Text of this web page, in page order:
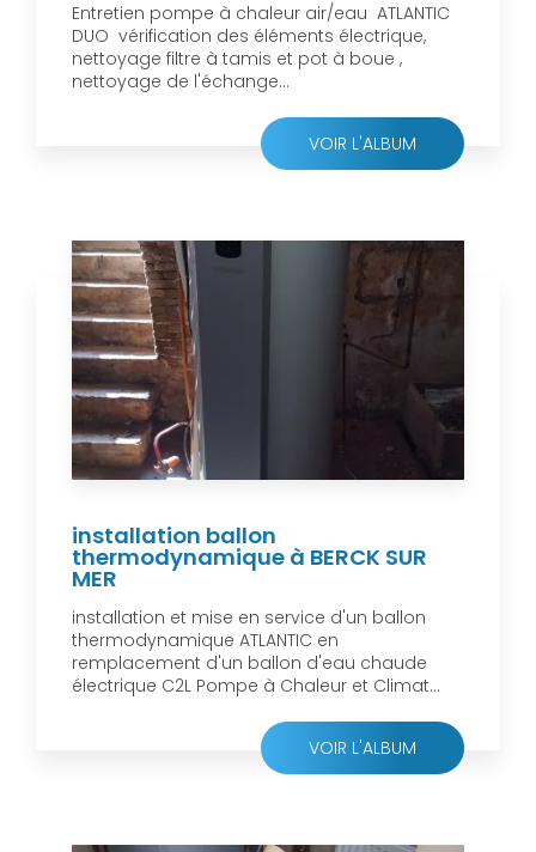
Entretien pompe à chaleur air/eau ATLANTIC
DUO vérification des éléments électrique,
nettoyage filtre à tamis et pot à boue ,
nettoyage de l'échange...
VOIR L'ALBUM
installation ballon
thermodynamique à BERCK SUR
MER
installation et mise en service d'un ballon
thermodynamique ATLANTIC en
remplacement d'un ballon d'eau chaude
électrique C2L Pompe à Chaleur et Climat...
VOIR L'ALBUM